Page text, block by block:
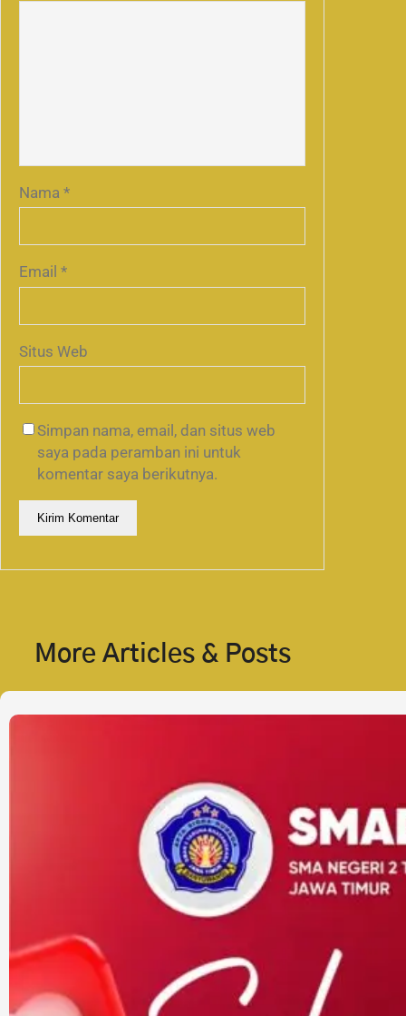
Nama *
Email *
Situs Web
Simpan nama, email, dan situs web
saya pada peramban ini untuk
komentar saya berikutnya.
More Articles & Posts